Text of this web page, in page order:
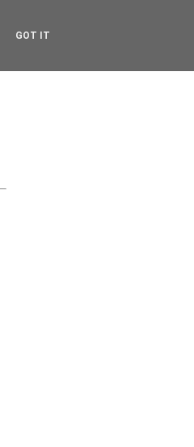
GOT IT